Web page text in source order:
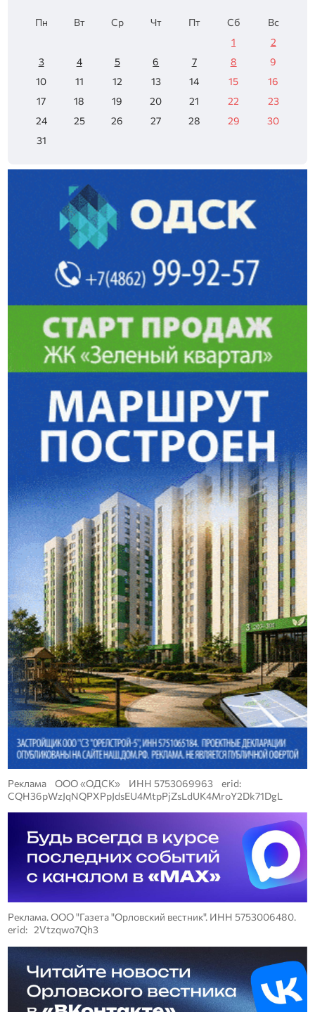
Пн Вт Ср Чт Пт Сб
Вс
1
2
3
4 5 6 7 8
9
10
11 12 13 14 15
16
17
18 19 20 21 22
23
24
25 26 27 28 29
30
31
Реклама ООО «ОДСК» ИНН 5753069963 erid:
CQH36pWzJqNQPXPpJdsEU4MtpPjZsLdUK4MroY2Dk71DgL
Реклама. ООО "Газета "Орловский вестник". ИНН 5753006480.
erid: 2Vtzqwo7Qh3